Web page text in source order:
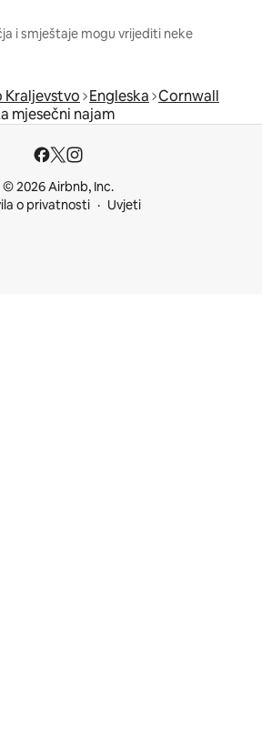
i smještaje mogu vrijediti neke
Kraljevstvo Engleska Cornwall
mjesečni najam
© 2026 Airbnb, Inc.
o privatnosti
Uvjeti